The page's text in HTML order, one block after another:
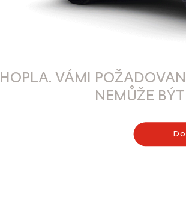
HOPLA. VÁMI
NEMŮŽE